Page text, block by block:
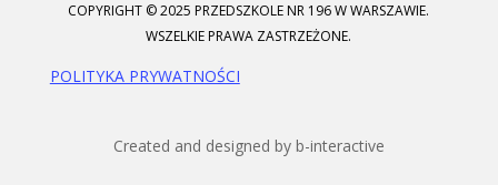
COPYRIGHT © 2025 PRZEDSZKOLE NR 196 W WARSZAWIE.
WSZELKIE PRAWA ZASTRZEŻONE.
POLITYKA PRYWATNOŚCI
Created and designed by b-interactive